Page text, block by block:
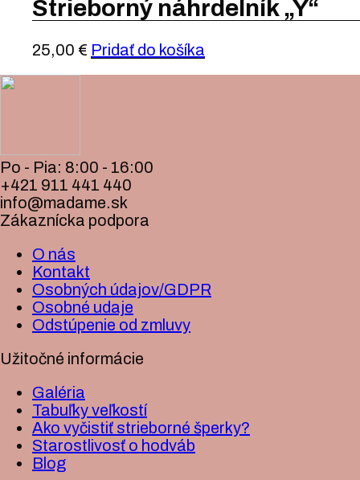
Strieborný náhrdelník „Y“
25,00 € Pridať do košíka
Po - Pia: 8:00 - 16:00
+421 911 441 440
info@madame.sk
Zákaznícka podpora
O nás
Kontakt
Osobných údajov/GDPR
Osobné udaje
Odstúpenie od zmluvy
Užitočné informácie
Galéria
Tabuľky veľkostí
Ako vyčistiť strieborné šperky?
Starostlivosť o hodváb
Blog